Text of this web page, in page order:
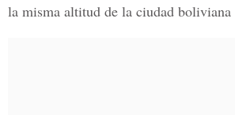
la misma altitud de la ciudad boliviana